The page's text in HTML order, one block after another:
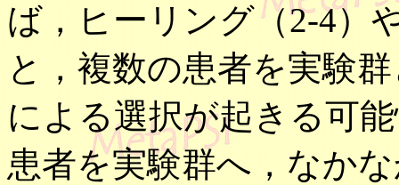
ば，ヒーリング（2-4）
と，複数の患者を実験
による選択が起きる可
患者を実験群へ，なか